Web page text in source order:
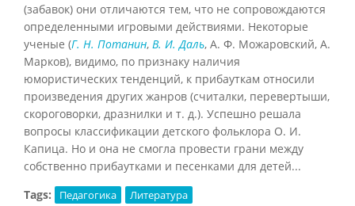
(забавок) они отличаются тем, что не сопровождаются
определенными игровыми действиями. Некоторые
ученые (Г. Н. Потанин, В. И. Даль, А. Ф. Можаровский, А.
Марков), видимо, по признаку наличия
юмористических тенденций, к прибауткам относили
произведения других жанров (считалки, перевертыши,
скороговорки, дразнилки и т. д.). Успешно решала
вопросы классификации детского фольклора О. И.
Капица. Но и она не смогла провести грани между
собственно прибаутками и песенками для детей...
Tags:
Педагогика Литература